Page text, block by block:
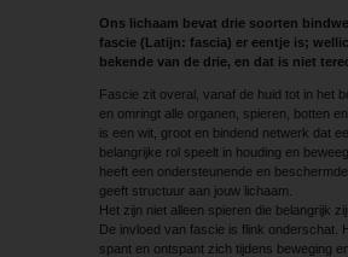
Ons lichaam bevat drie soorten
fascie (Latijn: fascia) er eentje is;
bekende van de drie, en dat is niet
Fascie zit overal, vanaf de huid tot in het
en omringt alle organen, spieren, botten
is een wit, groot en bindend netwerk dat
belangrijke rol speelt in houding en
heeft een ondersteunende en
geeft structuur aan jouw lichaam.
Het zijn niet alleen spieren die belangrijk
De invloed van fascie is flink onderschat.
spant en ontspant zich tijdens beweging